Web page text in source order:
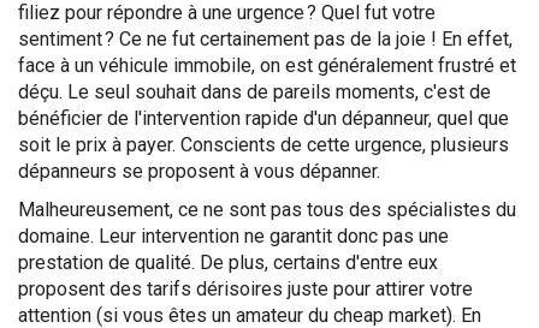
filiez pour répondre à une urgence ? Quel fut votre
sentiment ? Ce ne fut certainement pas de la joie ! En effet,
face à un véhicule immobile, on est généralement frustré et
déçu. Le seul souhait dans de pareils moments, c'est de
bénéficier de l'intervention rapide d'un dépanneur, quel que
soit le prix à payer. Conscients de cette urgence, plusieurs
dépanneurs se proposent à vous dépanner.
Malheureusement, ce ne sont pas tous des spécialistes du
domaine. Leur intervention ne garantit donc pas une
prestation de qualité. De plus, certains d'entre eux
proposent des tarifs dérisoires juste pour attirer votre
attention (si vous êtes un amateur du cheap market). En